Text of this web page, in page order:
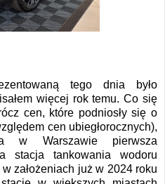
tego dnia było
więcej rok temu. Co się
cen, które podniosły się o
cen ubiegłorocznych),
w Warszawie pierwsza
stacja tankowania wodoru
założeniach już w 2024 roku